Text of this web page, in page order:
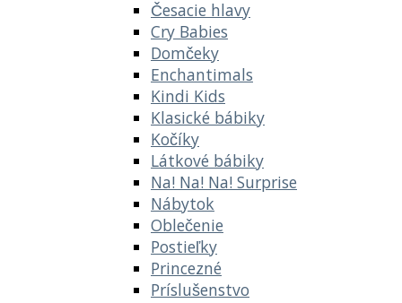
Česacie hlavy
Cry Babies
Domčeky
Enchantimals
Kindi Kids
Klasické bábiky
Kočíky
Látkové bábiky
Na! Na! Na! Surprise
Nábytok
Oblečenie
Postieľky
Princezné
Príslušenstvo